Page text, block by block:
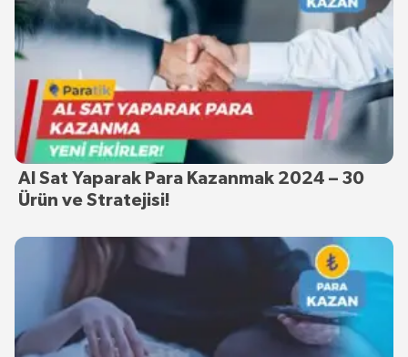
Al Sat Yaparak Para Kazanmak 2024 – 30
Ürün ve Stratejisi!